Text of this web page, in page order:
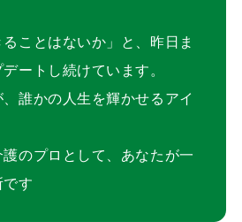
ることはないか」と、昨日ま
ートし続けています。
誰かの人生を輝かせるアイ
のプロとして、あなたが一
す